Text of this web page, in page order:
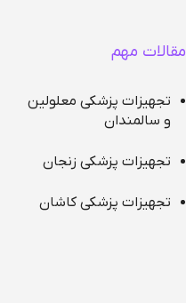
مقالات مهم
تجهیزات پزشکی معلولین
و سالمندان
تجهیزات پزشکی زنجان
تجهیزات پزشکی کاشان